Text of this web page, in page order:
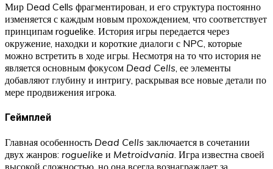
Мир Dead Cells фрагментирован, и его структура постоянно
изменяется с каждым новым прохождением, что соответствует
принципам roguelike. История игры передается через
окружение, находки и короткие диалоги с NPC, которые
можно встретить в ходе игры. Несмотря на то что история не
является основным фокусом Dead Cells, ее элементы
добавляют глубину и интригу, раскрывая все новые детали по
мере продвижения игрока.
Геймплей
Главная особенность Dead Cells заключается в сочетании
двух жанров: roguelike и Metroidvania . Игра известна своей
высокой сложностью, но она всегда вознаграждает за